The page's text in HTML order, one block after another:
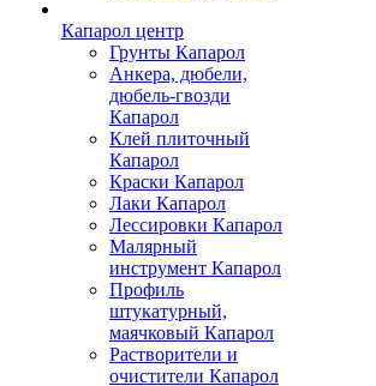
Капарол центр
Грунты Капарол
Анкера, дюбели,
дюбель-гвозди
Капарол
Клей плиточный
Капарол
Краски Капарол
Лаки Капарол
Лессировки Капарол
Малярный
инструмент Капарол
Профиль
штукатурный,
маячковый Капарол
Растворители и
очистители Капарол